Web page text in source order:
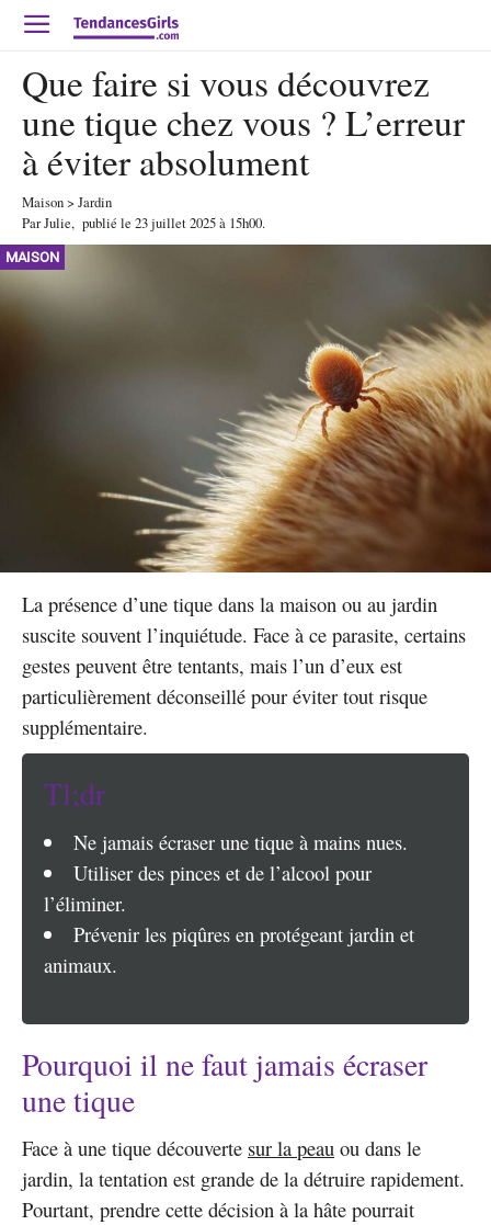
Que faire si vous découvrez
une tique chez vous ? L’erreur
à éviter absolument
Maison> Jardin
ParJulie, publié le 23 juillet 2025à 15h00.
MAISON
La présence d’une tique dans la maison ou au jardin
suscite souvent l’inquiétude. Face à ce parasite, certains
gestes peuvent être tentants, mais l’un d’eux est
particulièrement déconseillé pour éviter tout risque
supplémentaire.
Tl;dr
Ne jamais écraser une tique à mains nues.
Utiliser des pinces et de l’alcool pour
l’éliminer.
Prévenir les piqûres en protégeant jardin et
animaux.
Pourquoi il ne faut jamais écraser
une tique
Face à une tique découverte sur la peau ou dans le
jardin, la tentation est grande de la détruire rapidement.
Pourtant, prendre cette décision à la hâte pourrait